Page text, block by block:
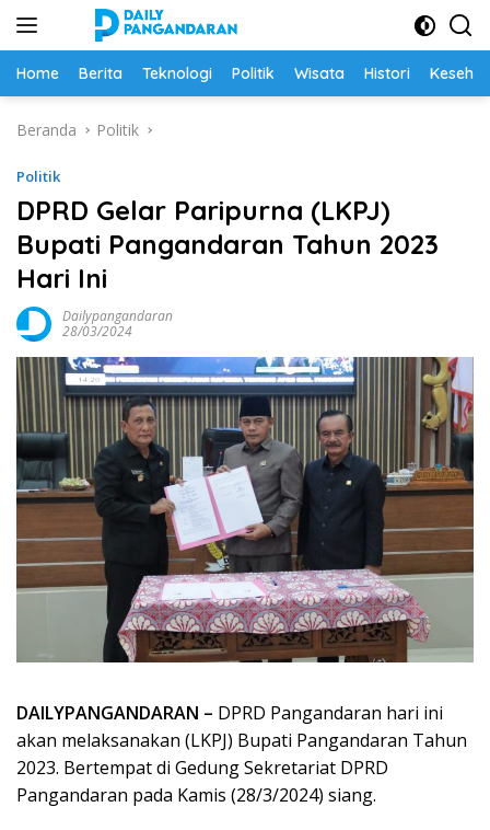
Home Berita Teknologi Politik Wisata Histori
Beranda Politik
Politik
DPRD Gelar Paripurna (LKPJ)
Bupati Pangandaran Tahun 2023
Hari Ini
Dailypangandaran
28/03/2024
DAILYPANGANDARAN – DPRD Pangandaran hari ini
akan melaksanakan (LKPJ) Bupati Pangandaran Tahun
2023. Bertempat di Gedung Sekretariat DPRD
Pangandaran pada Kamis (28/3/2024) siang.